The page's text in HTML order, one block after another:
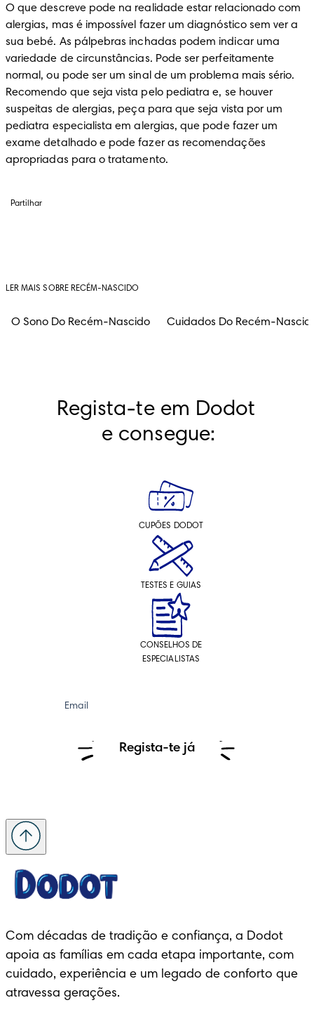
O que descreve pode na realidade estar relacionado com
alergias, mas é impossível fazer um diagnóstico sem ver a
sua bebé. As pálpebras inchadas podem indicar uma
variedade de circunstâncias. Pode ser perfeitamente
normal, ou pode ser um sinal de um problema mais sério.
Recomendo que seja vista pelo pediatra e, se houver
suspeitas de alergias, peça para que seja vista por um
pediatra especialista em alergias, que pode fazer um
exame detalhado e pode fazer as recomendações
apropriadas para o tratamento.
Partilhar
LER MAIS SOBRE RECÉM-NASCIDO
O Sono Do Recém-Nascido Cuidados Do Recém-
Regista-te em Dodot
e consegue:
CUPÕES DODOT
TESTES E GUIAS
CONSELHOS DE
ESPECIALISTAS
Email
Regista-te já
Com décadas de tradição e confiança, a Dodot
apoia as famílias em cada etapa importante, com
cuidado, experiência e um legado de conforto que
atravessa gerações.